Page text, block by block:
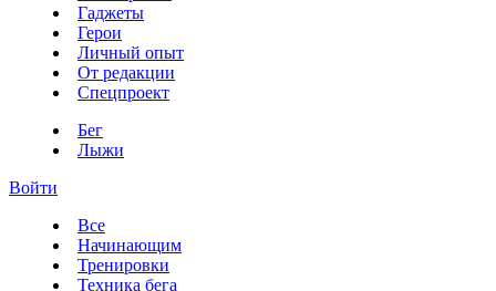
Гаджеты
Герои
Личный опыт
От редакции
Спецпроект
Бег
Лыжи
Войти
Все
Начинающим
Тренировки
Техника бега